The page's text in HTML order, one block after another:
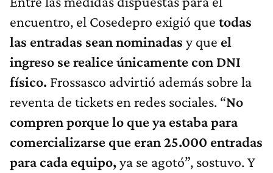
encuentro, el Cosedepro exigió que todas
las entradas sean nominadas y que el
ingreso se realice únicamente con DNI
físico. Frossasco advirtió además sobre la
reventa de tickets en redes sociales. “No
compren porque lo que ya estaba para
comercializarse que eran 25.000 entradas
para cada equipo,ya se agotó”, sostuvo. Y